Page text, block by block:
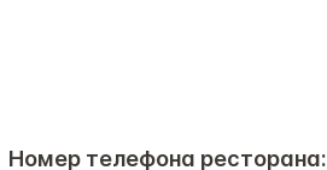
Номер телефона ресторана: